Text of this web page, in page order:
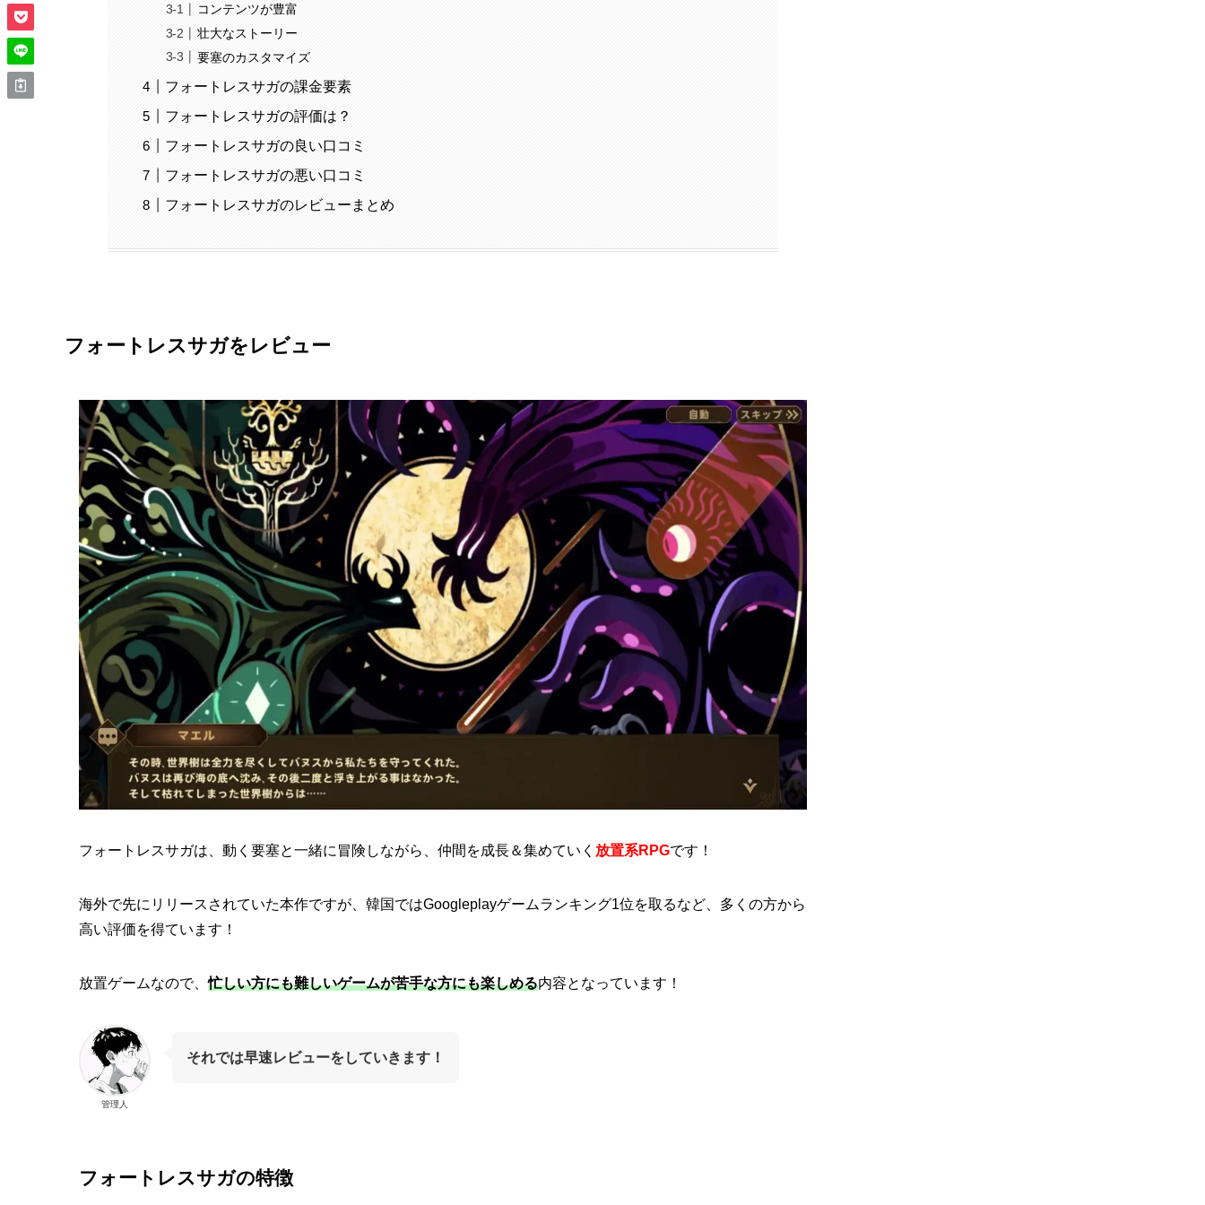
コンテンツが豊富
壮大なストーリー
要塞のカスタマイズ
フォートレスサガの課金要素
フォートレスサガの評価は？
フォートレスサガの良い口コミ
フォートレスサガの悪い口コミ
フォートレスサガのレビューまとめ
フォートレスサガをレビュー
フォートレスサガは、動く要塞と一緒に冒険しながら、仲間を成長＆集めていく 放置系RPGです！
海外で先にリリースされていた本作ですが、韓国ではGoogleplayゲームランキング1位を取るなど、多くの方から
高い評価を得ています！
放置ゲームなので、忙しい方にも難しいゲームが苦手な方にも楽しめる内容となっています！
管理人
それでは早速レビューをしていきます！
フォートレスサガの特徴